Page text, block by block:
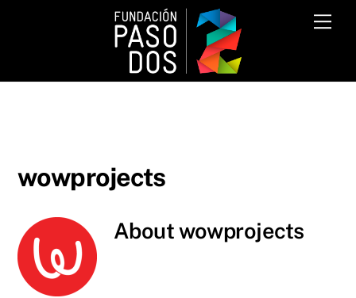
wowprojects
Aboutwowprojects